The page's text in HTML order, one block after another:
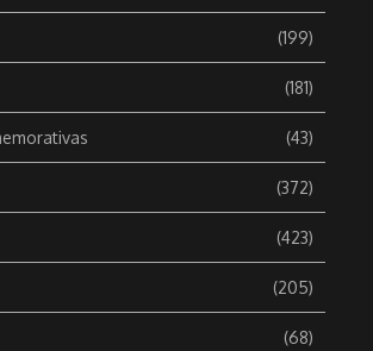
(199)
(181)
(43)
(372)
(423)
(205)
(68)